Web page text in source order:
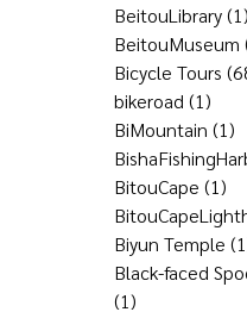
BeitouLibrary(1)
BeitouMuseum
Bicycle Tours
bikeroad (1)
BiMountain (1)
BitouCape (1)
Biyun Temple
Black-faced
(1)